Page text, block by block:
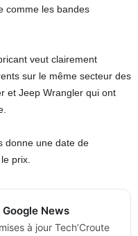
comme les bandes
veut clairement
sur le même secteur des
et Jeep Wrangler qui ont
donne une date de
prix.
News
à jour Tech’Croute